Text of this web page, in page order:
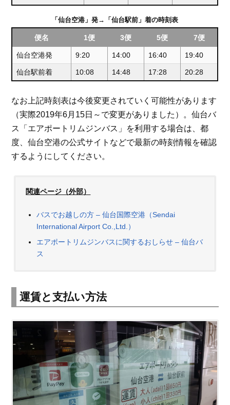
「仙台空港」発→「仙台駅前」着の時刻表
便名 1便 3便 5便 7便
仙台空港発 9:20 14:00 16:40 19:40
仙台駅前着 10:08 14:48 17:28 20:28
なお上記時刻表は今後変更されていく可能性があります
（実際2019年6月15日～で変更がありました）。仙台バ
ス「エアポートリムジンバス」を利用する場合は、都
度、仙台空港の公式サイトなどで最新の時刻情報を確認
するようにしてください。
関連ページ（外部）
バスでお越しの方 – 仙台国際空港（Sendai
International Airport Co.,Ltd.）
エアポートリムジンバスに関するおしらせ – 仙台バ
ス
運賃と支払い方法